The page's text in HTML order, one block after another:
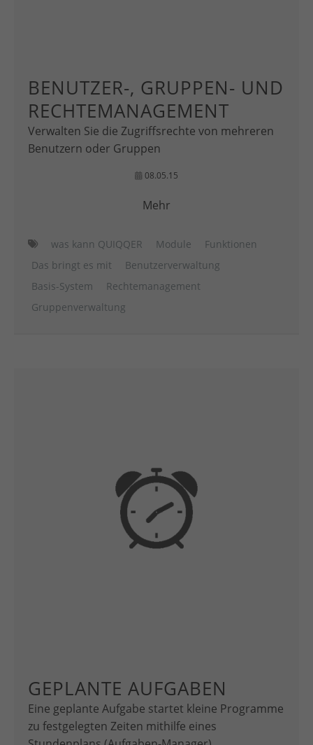
BENUTZER-, GRUPPEN- UND
RECHTEMANAGEMENT
Verwalten Sie die Zugriffsrechte von mehreren
Benutzern oder Gruppen
08.05.15
Mehr
was kann QUIQQER Module
Funktionen
Das bringt es mit
Benutzerverwaltung
Basis-System
Rechtemanagement
Gruppenverwaltung
GEPLANTE AUFGABEN
Eine geplante Aufgabe startet kleine Programme
zu festgelegten Zeiten mithilfe eines